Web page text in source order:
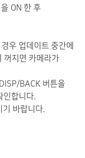
ON 한 후
우 업데이트 중간에
꺼지면 카메라가
BACK 버튼을
인합니다.
기 바랍니다.